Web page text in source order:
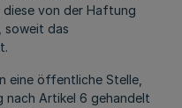
von der Haftung
soweit das
eine öffentliche Stelle,
nach Artikel 6 gehandelt